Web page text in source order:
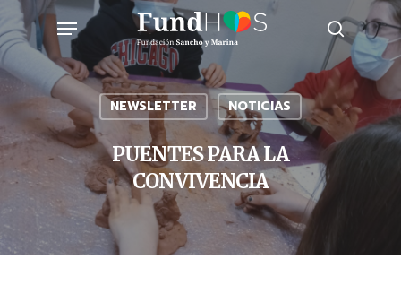
Skip
to
main
content
search
Menu
NEWSLETTER NOTICIAS
PUENTES PARA LA
CONVIVENCIA